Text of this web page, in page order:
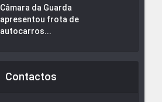
Câmara da Guarda
apresentou frota de
autocarros...
Contactos